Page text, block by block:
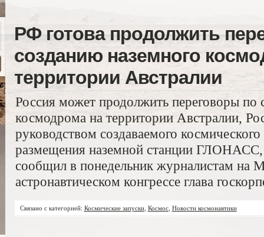
РФ готова продолжить
созданию наземного
территории Австралии
Россия может продолжить переговоры по
космодрома на территории Австралии,
руководством создаваемого
размещения наземной станции
сообщил в понедельник журналистам на
астронавтическом конгрессе глава
Связано с категорией: Космические запуски, Космос, Новости космонавтики